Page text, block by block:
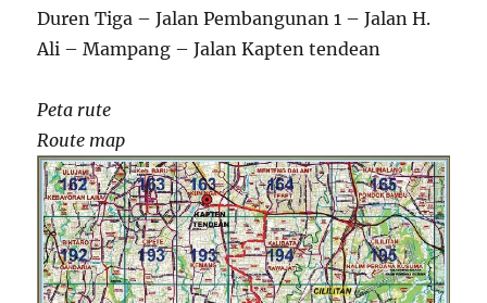
Duren Tiga – Jalan Pembangunan 1 – Jalan H.
Ali – Mampang – Jalan Kapten tendean
Peta rute
Route map